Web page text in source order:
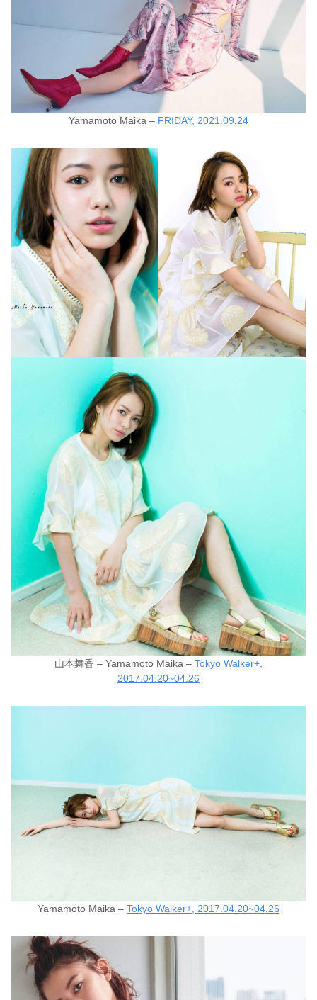
Yamamoto Maika – FRIDAY, 2021.09.24
山本舞香 – Yamamoto Maika – Tokyo Walker+,
2017.04.20~04.26
Yamamoto Maika – Tokyo Walker+, 2017.04.20~04.26